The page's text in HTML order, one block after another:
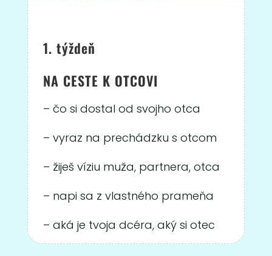
1. týždeň
NA CESTE K OTCOVI
– čo si dostal od svojho otca
– vyraz na prechádzku s otcom
– žiješ víziu muža, partnera, otca
– napi sa z vlastného prameňa
– aká je tvoja dcéra, aký si otec